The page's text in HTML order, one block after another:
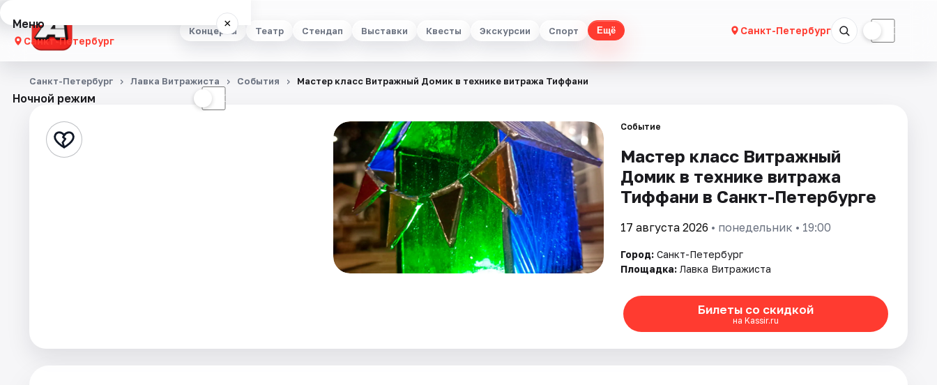
Концерты Театр Стендап Выставки Квесты Экскурсии Спорт Ещё Санкт-Петербург ☾
Меню ×
Санкт-Петербург
Концерты
Стендап
Города
Ночной режим ☾
Санкт-Петербург Лавка Витражиста События Мастер класс Витражный Домик в технике витража Тиффани
Событие
Мастер класс Витражный
Домик в технике витража
Тиффани в Санкт-Петербурге
17 августа 2026 • понедельник • 19:00
Город: Санкт-Петербург
Площадка: Лавка Витражиста
Билеты со скидкой
на Kassir.ru